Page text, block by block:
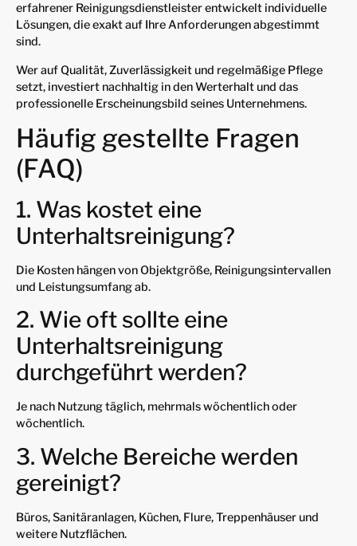
erfahrener Reinigungsdienstleister entwickelt individuelle
Lösungen, die exakt auf Ihre Anforderungen abgestimmt
sind.
Wer auf Qualität, Zuverlässigkeit und regelmäßige Pflege
setzt, investiert nachhaltig in den Werterhalt und das
professionelle Erscheinungsbild seines Unternehmens.
Häufig gestellte Fragen
(FAQ)
1. Was kostet eine
Unterhaltsreinigung?
Die Kosten hängen von Objektgröße, Reinigungsintervallen
und Leistungsumfang ab.
2. Wie oft sollte eine
Unterhaltsreinigung
durchgeführt werden?
Je nach Nutzung täglich, mehrmals wöchentlich oder
wöchentlich.
3. Welche Bereiche werden
gereinigt?
Büros, Sanitäranlagen, Küchen, Flure, Treppenhäuser und
weitere Nutzflächen.